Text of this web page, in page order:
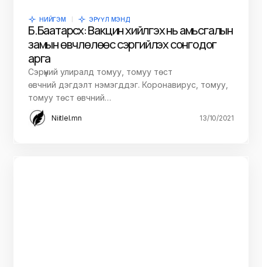
НИЙГЭМ ЭРҮҮЛ МЭНД
Б.Баатарсүх: Вакцин хийлгэх нь амьсгалын
замын өвчлөлөөс сэргийлэх сонгодог
арга
Сэрүүний улиралд томуу, томуу төст
өвчний дэгдэлт нэмэгддэг. Коронавирус, томуу,
томуу төст өвчний…
Niitlel.mn 13/10/2021